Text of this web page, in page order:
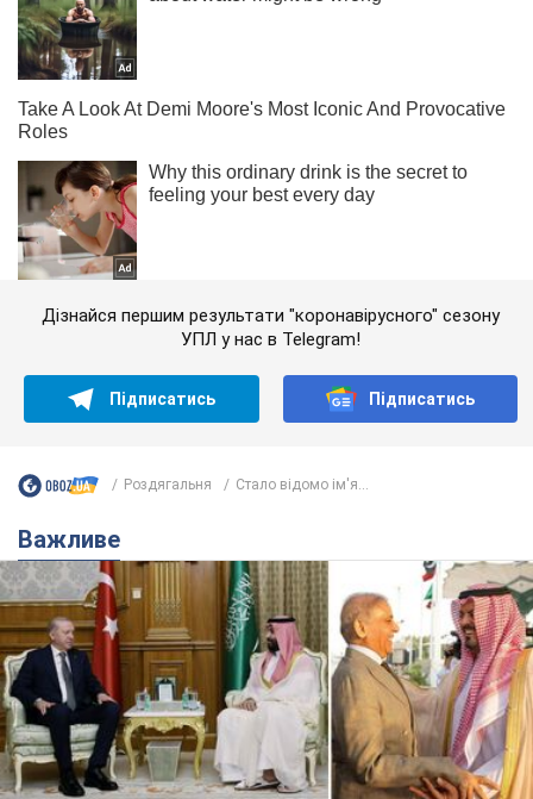
Дізнайся першим результати "коронавірусного" сезону
УПЛ у нас в Telegram!
Підписатись Підписатись
Роздягальня Стало відомо ім'я...
Важливе